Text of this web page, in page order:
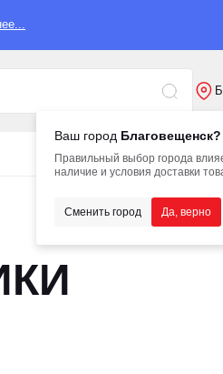
Ваш город Благовещенск?
Правильный выбор города
наличие и условия доставки
Сменить город Да, верно